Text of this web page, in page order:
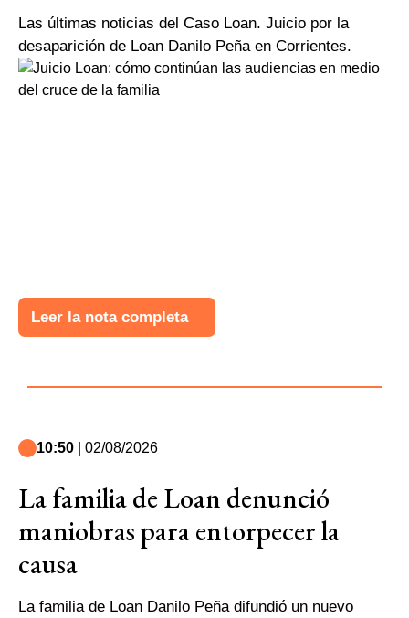
Las últimas noticias del Caso Loan. Juicio por la
desaparición de Loan Danilo Peña en Corrientes.
Leer la nota completa
10:50 | 02/08/2026
La familia de Loan denunció
maniobras para entorpecer la
causa
La familia de Loan Danilo Peña difundió un nuevo